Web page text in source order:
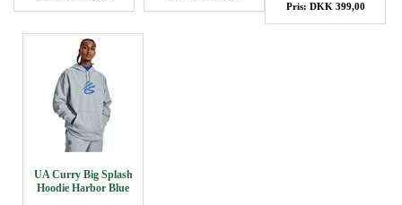
Pris: DKK 399,00
UA Curry Big Splash
Hoodie Harbor Blue